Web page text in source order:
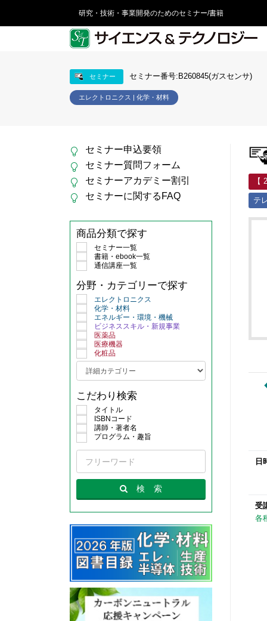
研究・技術・事業開発のためのセミナー/書籍
セミナー セミナー番号:B260845(ガスセンサ)
エレクトロニクス | 化学・材料
【
テ
◆
・
・
・
・
・
日
受
各
セミナー申込要領
セミナー質問フォーム
セミナーアカデミー割引
セミナーに関するFAQ
商品分類で探す
セミナー一覧
書籍・ebook一覧
通信講座一覧
分野・カテゴリーで探す
エレクトロニクス
化学・材料
エネルギー・環境・機械
ビジネススキル・新規事業
医薬品
医療機器
化粧品
こだわり検索
タイトル
ISBNコード
講師・著者名
プログラム・趣旨
検 索